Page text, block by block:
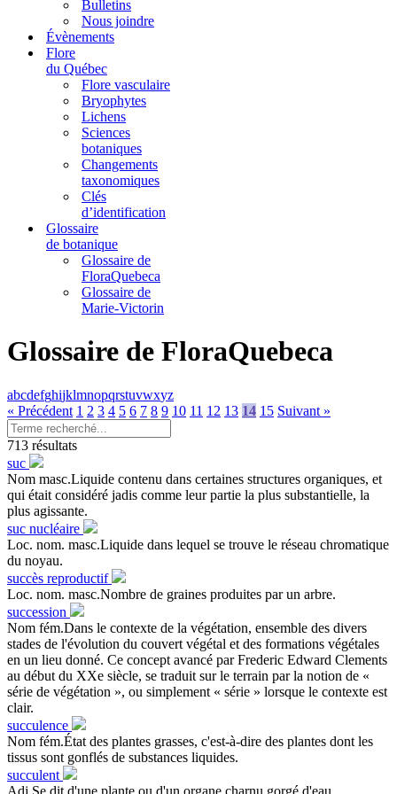
Bulletins
Nous joindre
Évènements
Flore
du Québec
Flore vasculaire
Bryophytes
Lichens
Sciences
botaniques
Changements
taxonomiques
Clés
d’identification
Glossaire
de botanique
Glossaire de
FloraQuebeca
Glossaire de
Marie-Victorin
Glossaire de FloraQuebeca
abcdefghijklmnopqrstuvwxyz
« Précédent 1 2 3 4 5 6 7 8 9 10 11 12 13 14 15 Suivant »
713 résultats
suc
Nom masc.Liquide contenu dans certaines structures organiques, et
qui était considéré jadis comme leur partie la plus substantielle, la
plus agissante.
suc nucléaire
Loc. nom. masc.Liquide dans lequel se trouve le réseau chromatique
du noyau.
succès reproductif
Loc. nom. masc.Nombre de graines produites par un arbre.
succession
Nom fém.Dans le contexte de la végétation, ensemble des divers
stades de l'évolution du couvert végétal et des formations végétales
en un lieu donné. Ce concept avancé par Frederic Edward Clements
au début du XXe siècle, se traduit sur le terrain par la notion de «
série de végétation », ou simplement « série » lorsque le contexte est
clair.
succulence
Nom fém.État des plantes grasses, c'est-à-dire des plantes dont les
tissus sont gonflés de substances liquides.
succulent
Adj.Se dit d'une plante ou d'un organe charnu gorgé d'eau.